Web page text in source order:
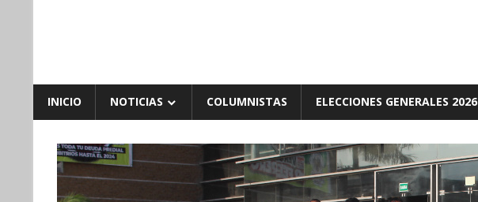
INICIO NOTICIAS COLUMNISTAS ELECCIONES GENERALES 2026